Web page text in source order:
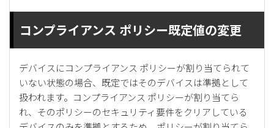
コンプライアンス ポリシー既定値の変更
デバイスにコンプライアンス ポリシーが割り当てられて
いない状態の場合、既定ではそのデバイスは準拠として
扱われます。コンプライアンス ポリシーが割り当てら
れ、そのポリシーのセキュリティ要件をクリアしている